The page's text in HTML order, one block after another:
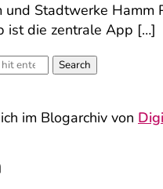
Stadtwerke Hamm
ist die zentrale App […]
Search
im Blogarchiv von